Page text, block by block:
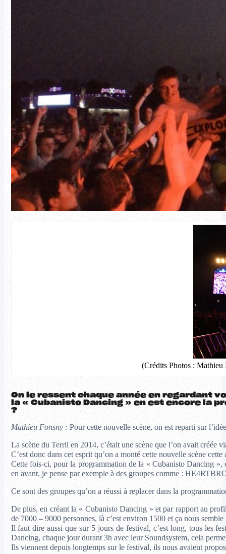
(Crédits Photos : Mathieu
On le ressent chaque année en regardant
la « Cubanisto Dancing » en est encore la
?
Mathieu Fonsny : Pour cette nouvelle scène, on est reparti sur
La scène du Terril en 2014, c’était une scène que l’on avait créée
C’est donc dans cet esprit qu’on a monté cette nouvelle scène cette
Cette fois-ci, pour la programmation de la « Cubanisto Dancing »,
en avant, je pense par exemple à des groupes comme :
Ce sont des groupes qu’on a réussi à replacer dans la
De plus, en créant la « Cubanisto Dancing » et par rapport au
de 7000 – 9000 personnes, là c’est environ 1500 et ça nous
Il faut dire aussi que sur 5 jours de festival, c’est long, tous les
Dancing, chaque jour durant 3h avec leur Soundsystem, cela
Ils viennent depuis longtemps sur le festival, ils nous avaient